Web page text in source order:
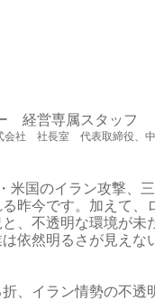
ー 経営専属スタッ
会社 社長室 代表取締役、中
米国のイラン攻撃、
昨今です。加えて、
、不透明な環境が未
依然明るさが見えな
、イラン情勢の不透